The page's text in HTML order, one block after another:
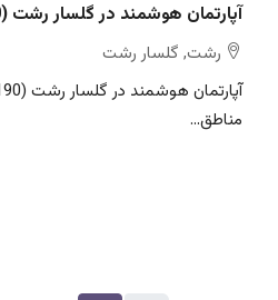
آپارتمان هوشمند در گلسار رشت (190 متر)
رشت, گلسار رشت
مناطق...